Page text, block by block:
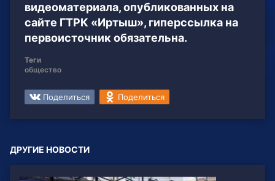
видеоматериала, опубликованных на
сайте ГТРК «Иртыш», гиперссылка на
первоисточник обязательна.
Теги
общество
Поделиться Поделиться
ДРУГИЕ НОВОСТИ